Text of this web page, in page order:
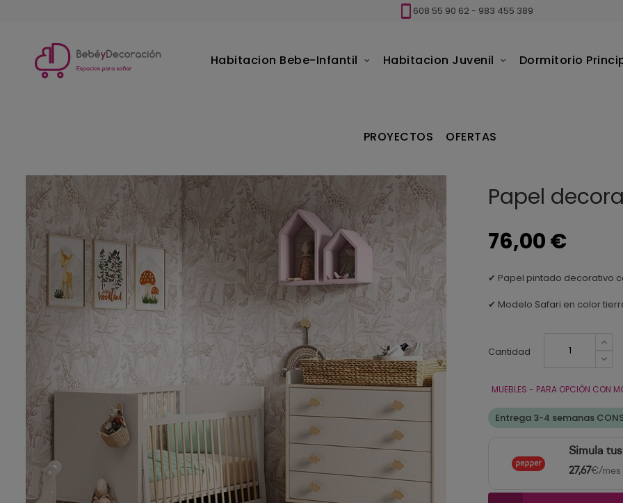
608 55 90 62 - 983 455 389
Habitacion Bebe-Infantil Habitacion Juvenil Dormitorio
PROYECTOS OFERTAS
Papel
76,00 €
✔ Papel pintado decorativo
✔ Modelo Safari en color
Cantidad
MUEBLES - PARA OPCIÓN CON
Entrega 3-4 semanas
Simula
27,67€/mes